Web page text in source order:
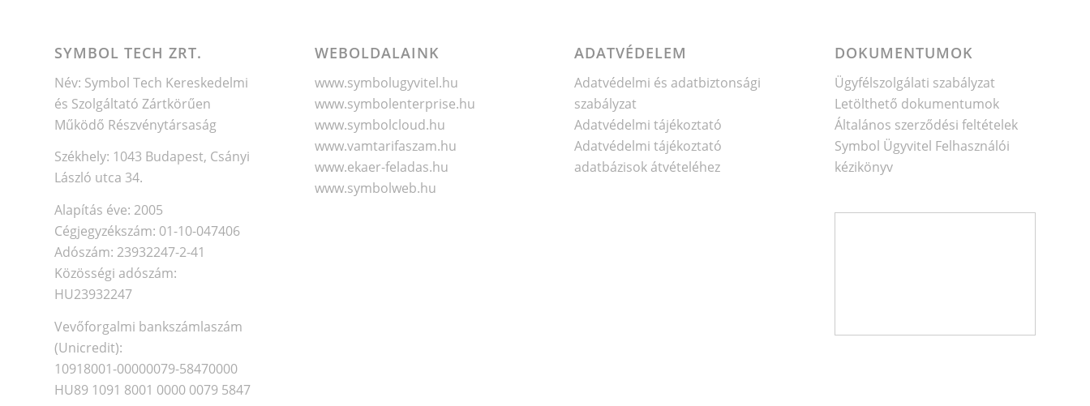
SYMBOL TECH ZRT.
Név: Symbol Tech Kereskedelmi
és Szolgáltató Zártkörűen
Működő Részvénytársaság
Székhely: 1043 Budapest, Csányi
László utca 34.
Alapítás éve: 2005
Cégjegyzékszám: 01-10-047406
Adószám: 23932247-2-41
Közösségi adószám:
HU23932247
Vevőforgalmi bankszámlaszám
(Unicredit):
10918001-00000079-58470000
HU89 1091 8001 0000 0079 5847
WEBOLDALAINK
www.symbolugyvitel.hu
www.symbolenterprise.hu
www.symbolcloud.hu
www.vamtarifaszam.hu
www.ekaer-feladas.hu
www.symbolweb.hu
ADATVÉDELEM
Adatvédelmi és adatbiztonsági
szabályzat
Adatvédelmi tájékoztató
Adatvédelmi tájékoztató
adatbázisok átvételéhez
DOKUMENTUMOK
Ügyfélszolgálati szabályzat
Letölthető dokumentumok
Általános szerződési feltételek
Symbol Ügyvitel Felhasználói
kézikönyv